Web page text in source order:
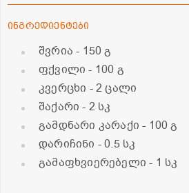
ინგრედიენტები
შვრია- 150 გ
ფქვილი- 100 გ
კვერცხი - 2 ცალი
შაქარი- 2 სკ
გამდნარი კარაქი- 100 გ
დარიჩინი - 0.5 სკ
გამაფხვიერებელი- 1 სკ